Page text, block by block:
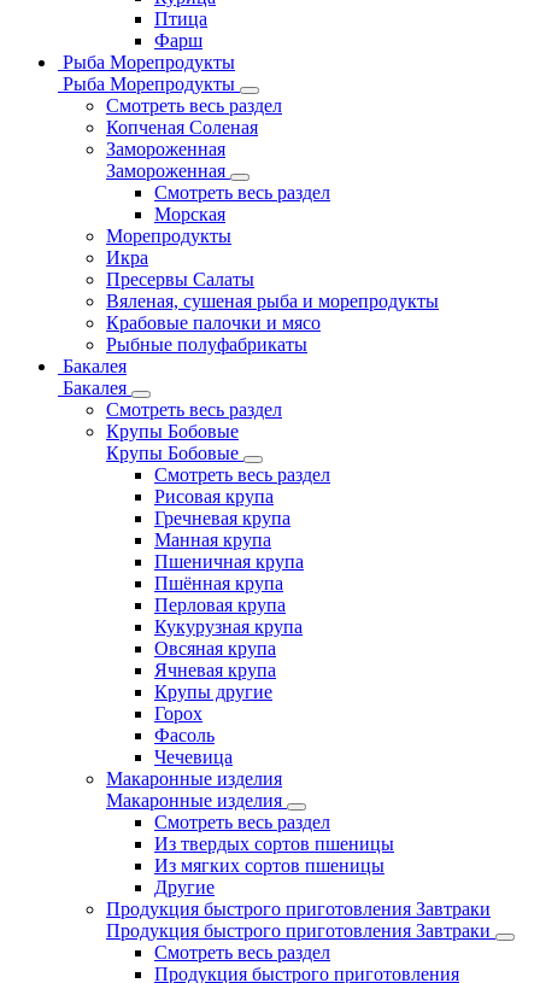
Птица
Фарш
Рыба Морепродукты
Рыба Морепродукты
Смотреть весь раздел
Копченая Соленая
Замороженная
Замороженная
Смотреть весь раздел
Морская
Морепродукты
Икра
Пресервы Салаты
Вяленая, сушеная рыба и морепродукты
Крабовые палочки и мясо
Рыбные полуфабрикаты
Бакалея
Бакалея
Смотреть весь раздел
Крупы Бобовые
Крупы Бобовые
Смотреть весь раздел
Рисовая крупа
Гречневая крупа
Манная крупа
Пшеничная крупа
Пшённая крупа
Перловая крупа
Кукурузная крупа
Овсяная крупа
Ячневая крупа
Крупы другие
Горох
Фасоль
Чечевица
Макаронные изделия
Макаронные изделия
Смотреть весь раздел
Из твердых сортов пшеницы
Из мягких сортов пшеницы
Другие
Продукция быстрого приготовления Завтраки
Продукция быстрого приготовления Завтраки
Смотреть весь раздел
Продукция быстрого приготовления